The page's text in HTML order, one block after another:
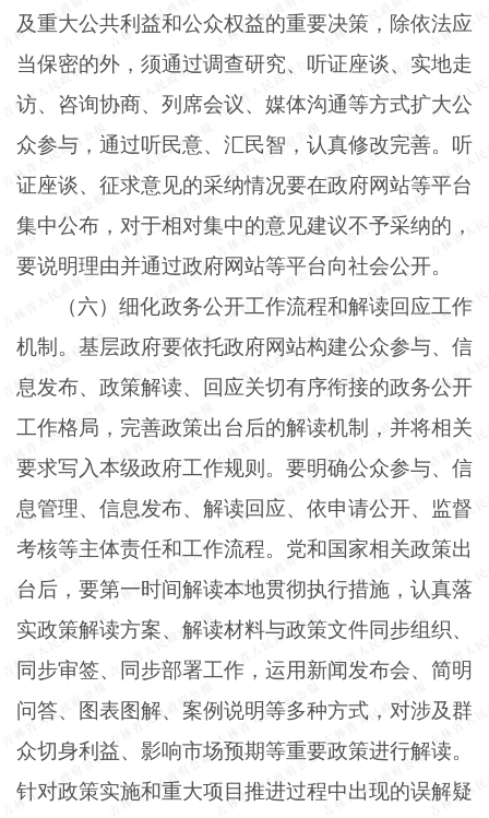
及重大公共利益和公众权益的重要决策，除依法应
当保密的外，须通过调查研究、听证座谈、实地走
访、咨询协商、列席会议、媒体沟通等方式扩大公
众参与，通过听民意、汇民智，认真修改完善。听
证座谈、征求意见的采纳情况要在政府网站等平台
集中公布，对于相对集中的意见建议不予采纳的，
要说明理由并通过政府网站等平台向社会公开。
（六）细化政务公开工作流程和解读回应工作
机制。基层政府要依托政府网站构建公众参与、信
息发布、政策解读、回应关切有序衔接的政务公开
工作格局，完善政策出台后的解读机制，并将相关
要求写入本级政府工作规则。要明确公众参与、信
息管理、信息发布、解读回应、依申请公开、监督
考核等主体责任和工作流程。党和国家相关政策出
台后，要第一时间解读本地贯彻执行措施，认真落
实政策解读方案、解读材料与政策文件同步组织、
同步审签、同步部署工作，运用新闻发布会、简明
问答、图表图解、案例说明等多种方式，对涉及群
众切身利益、影响市场预期等重要政策进行解读。
针对政策实施和重大项目推进过程中出现的误解疑